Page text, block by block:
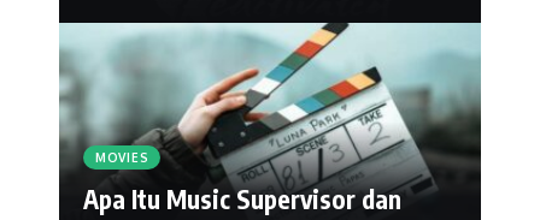
MOVIES
Apa Itu Music Supervisor dan